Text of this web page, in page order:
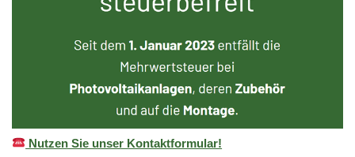
Nutzen Sie unser Kontaktformular!